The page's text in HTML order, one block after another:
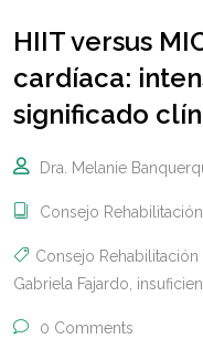
HIIT versus
cardíaca:
significado
Dra. Melanie
Consejo
Consejo
Gabriela Fajardo,
0 Comments